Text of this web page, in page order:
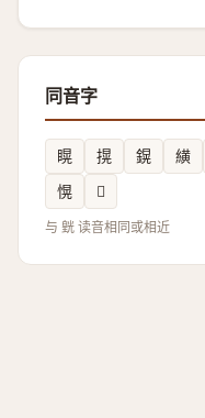
同音字
䁜 㨪 鎤 䌙
愰
𠒼
与 皝 读音相同或相近